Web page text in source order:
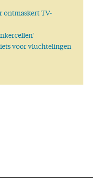
ontmaskert TV-
voor vluchtelingen